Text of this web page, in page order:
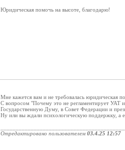
Юридическая помочь на высоте, благодарю!
Мне кажется вам и не требовалась юридическая
С вопросом "Почему это не регламентирует УАТ
Государственную Думу, в Совет Федерации и
Ну или вы ждали психологическую поддержку, а
Отредактировано пользователем 03.4.25 12:57